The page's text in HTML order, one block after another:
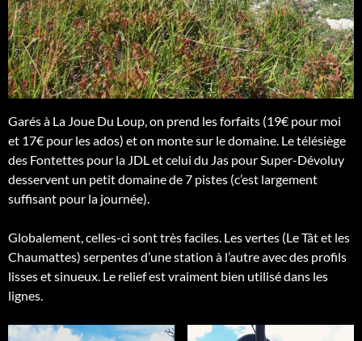
Garés à La Joue Du Loup, on prend les forfaits (19€ pour moi
et 17€ pour les ados) et on monte sur le domaine. Le télésiège
des Fontettes pour la JDL et celui du Jas pour Super-Dévoluy
desservent un petit domaine de 7 pistes (c’est largement
suffisant pour la journée).
Globalement, celles-ci sont très faciles. Les vertes (Le Tât et les
Chaumattes) serpentes d’une station à l’autre avec des profils
lisses et sinueux. Le relief est vraiment bien utilisé dans les
lignes.